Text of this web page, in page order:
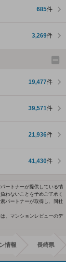
685件
3,269件
19,477件
39,571件
21,936件
41,430件
ートナーが提供している情
わないことを予めご了承く
パートナーが取得し、同社
、マンションレビューのデ
情報 長崎県